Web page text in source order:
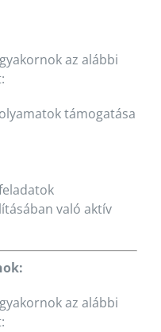
az alábbi
támogatása
való aktív
az alábbi